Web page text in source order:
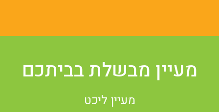
מעיין מבשלת בביתכם
מעיין ליכט